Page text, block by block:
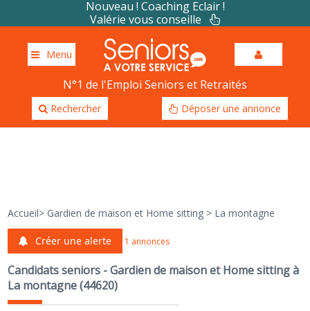
Nouveau ! Coaching Eclair !
Valérie vous conseille
Menu
N°1 de l'Emploi Seniors et Retraités
Rechercher Déposer une annonce
Accueil> Gardien de maison et Home sitting > La montagne
Créer une alerte 1 annonces
Candidats seniors - Gardien de maison et Home sitting à
La montagne (44620)